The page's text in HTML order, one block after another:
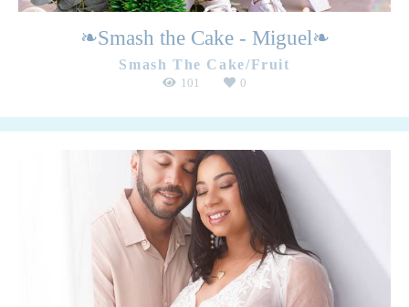
❧Smash the Cake - Miguel❧
Smash The Cake/Fruit
101 0